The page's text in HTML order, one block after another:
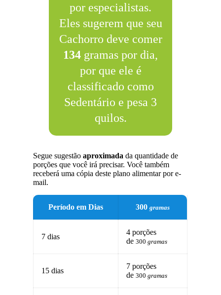
por especialistas.
Eles sugerem que seu
Cachorro deve comer
134 gramas por dia,
por que ele é
classificado como
Sedentário e pesa 3
quilos.
Segue sugestãoaproximada da quantidade de
porções que você irá precisar. Você também
receberá uma cópia deste plano alimentar por e-
mail.
Período em Dias 300gramas
7 dias
4 porções
de300gramas
15 dias
7 porções
de300gramas